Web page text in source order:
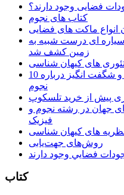
فضایی وجود دارند؟
کتاب های نجوم
انواع ماکت های فضایی
سیاره ای درست شبیه به
زمین کشف شد
های کیهان شناسی
10 واقعیت عجیب و شگفت انگیز درباره
نجوم
پیش از خرید تلسکوپ
جهان در رشته نجوم و
فیزیک
های کیهان شناسی
روش‌های جهت‌یابی
کتاب